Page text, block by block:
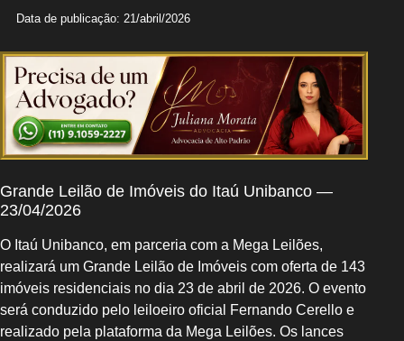
Data de publicação: 21/abril/2026
Grande Leilão de Imóveis do Itaú Unibanco —
23/04/2026
O Itaú Unibanco, em parceria com a Mega Leilões,
realizará um Grande Leilão de Imóveis com oferta de 143
imóveis residenciais no dia 23 de abril de 2026. O evento
será conduzido pelo leiloeiro oficial Fernando Cerello e
realizado pela plataforma da Mega Leilões. Os lances